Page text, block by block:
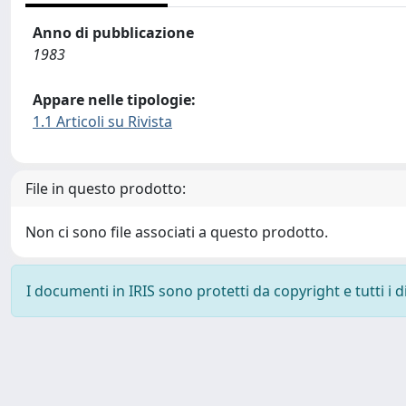
Anno di pubblicazione
1983
Appare nelle tipologie:
1.1 Articoli su Rivista
File in questo prodotto:
Non ci sono file associati a questo prodotto.
I documenti in IRIS sono protetti da copyright e tutti i